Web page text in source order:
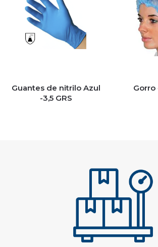
Guantes de nitrilo Azul
-3,5 GRS
Gorro